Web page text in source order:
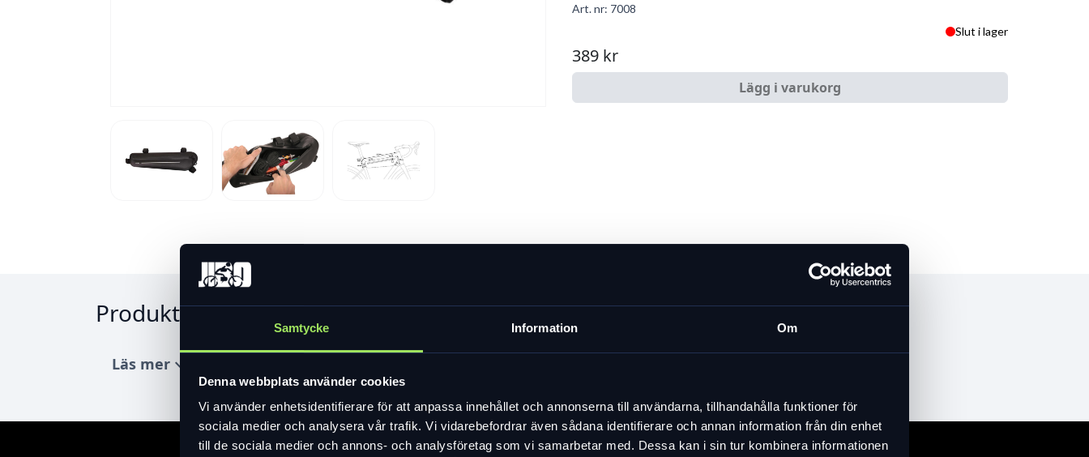
Samtycke Information Om
Denna webbplats använder cookies
Vi använder enhetsidentifierare för att anpassa innehållet och annonserna till användarna, tillhandahålla funktioner för
sociala medier och analysera vår trafik. Vi vidarebefordrar även sådana identifierare och annan information från din enhet
till de sociala medier och annons- och analysföretag som vi samarbetar med. Dessa kan i sin tur kombinera informationen
Art. nr: 7008
Slut i lager
389 kr
Lägg i varukorg
Produktinformation
Läs mer expand_more